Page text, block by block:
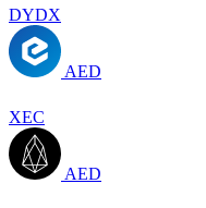
DYDX
AED
XEC
AED